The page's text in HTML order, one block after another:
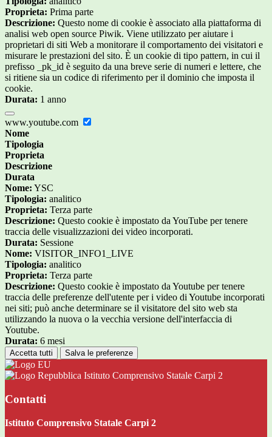
Proprieta: Prima parte
Descrizione: Questo nome di cookie è associato alla piattaforma di
analisi web open source Piwik. Viene utilizzato per aiutare i
proprietari di siti Web a monitorare il comportamento dei visitatori e
misurare le prestazioni del sito. È un cookie di tipo pattern, in cui il
prefisso _pk_id è seguito da una breve serie di numeri e lettere, che
si ritiene sia un codice di riferimento per il dominio che imposta il
cookie.
Durata: 1 anno
www.youtube.com
Nome
Tipologia
Proprieta
Descrizione
Durata
Nome: YSC
Tipologia: analitico
Proprieta: Terza parte
Descrizione: Questo cookie è impostato da YouTube per tenere
traccia delle visualizzazioni dei video incorporati.
Durata: Sessione
Nome: VISITOR_INFO1_LIVE
Tipologia: analitico
Proprieta: Terza parte
Descrizione: Questo cookie è impostato da Youtube per tenere
traccia delle preferenze dell'utente per i video di Youtube incorporati
nei siti; può anche determinare se il visitatore del sito web sta
utilizzando la nuova o la vecchia versione dell'interfaccia di
Youtube.
Durata: 6 mesi
Accetta tutti Salva le preferenze
Istituto Comprensivo Statale Carpi 2
Contatti
Istituto Comprensivo Statale Carpi 2